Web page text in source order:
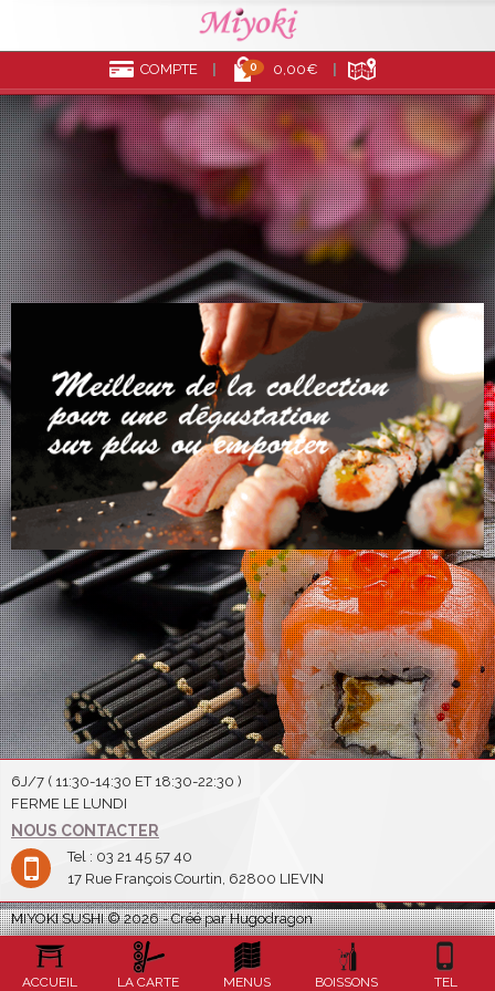
COMPTE 0 0,00€
6J/7 ( 11:30-14:30 ET 18:30-22:30 )
FERME LE LUNDI
NOUS CONTACTER
Tel : 03 21 45 57 40
17 Rue François Courtin, 62800 LIEVIN
MIYOKI SUSHI © 2026 - Créé par Hugodragon
ACCUEIL LA CARTE MENUS BOISSONS TEL